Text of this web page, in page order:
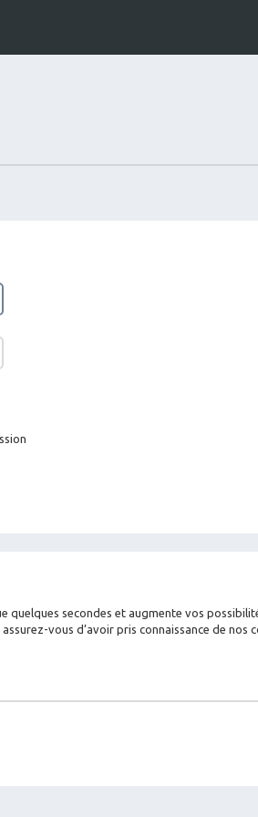
quelques secondes et augmente vos
vous d’avoir pris connaissance de